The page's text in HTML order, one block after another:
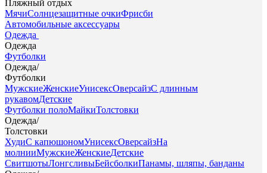
Пляжный отдых
МячиСолнцезащитные очкиФрисби
Автомобильные аксессуары
Одежда
Одежда
Футболки
Одежда/
Футболки
МужскиеЖенскиеУнисексОверсайзС длинным
рукавомДетские
Футболки полоМайкиТолстовки
Одежда/
Толстовки
ХудиС капюшономУнисексОверсайзНа
молнииМужскиеЖенскиеДетские
СвитшотыЛонгсливыБейсболкиПанамы, шляпы, банданы